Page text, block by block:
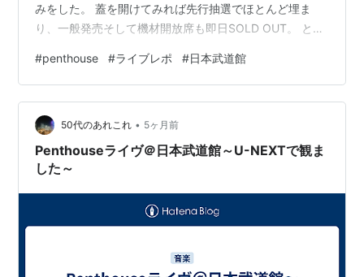
みをした。 蓋を開けてみれば先行抽選でほとんど埋ま
り、一般発売そして機材開放席も即日SOLD OUT。 とん
トがてら語り尽くしていきます。 セットリスト 1.
Welcome to the Penthouse2. Planetaly3. ナンセンス4.
Stargazer5. 青く在れ6. Minute by Minute7. Live in This
WayCateen's Time8. Smo…
#penthouse #ライブレポ #日本武道館
50代のあれこれ • 5ヶ月前
Penthouseライヴ＠日本武道館～U-NEXTで観ま
した～